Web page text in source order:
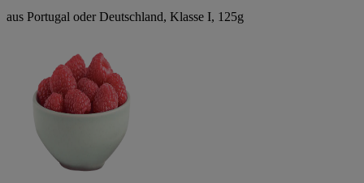
aus Portugal oder Deutschland, Klasse I, 125g